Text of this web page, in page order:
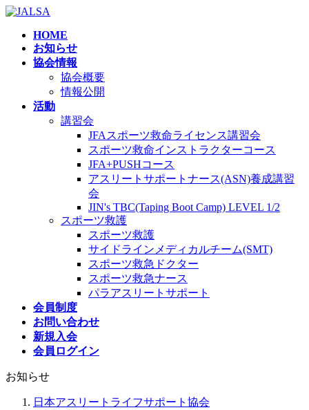
コ
ナ
HOME
お知らせ
協会情報
協会概要
情報公開
活動
講習会
JFAスポーツ救命ライセンス講習会
スポーツ救命インストラクターコース
JFA+PUSHコース
アスリートサポートナース(ASN)養成講習
会
JIN's TBC(Taping Boot Camp) LEVEL 1/2
スポーツ救護
スポーツ救護
サイドラインメディカルチーム(SMT)
スポーツ救急ドクター
スポーツ救急ナース
パラアスリートサポート
会員制度
お問い合わせ
新規入会
会員ログイン
お知らせ
日本アスリートライフサポート協会